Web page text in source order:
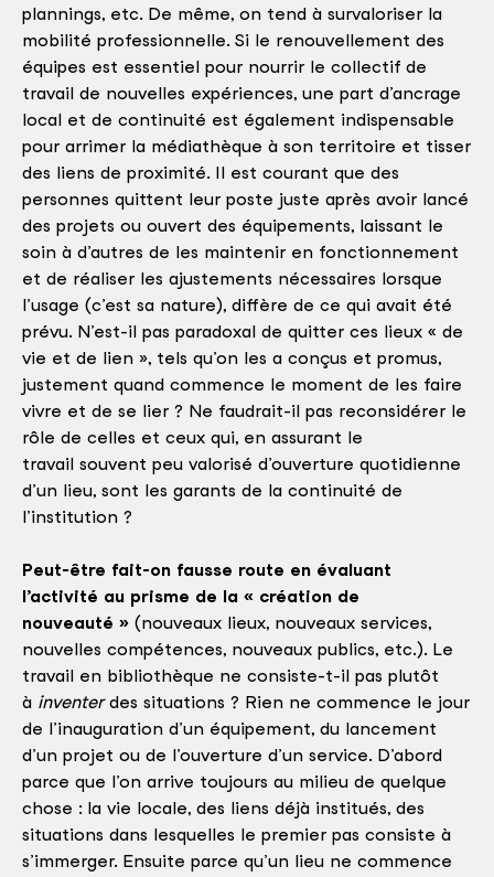
plannings, etc. De même, on tend à survaloriser la
mobilité professionnelle. Si le renouvellement des
équipes est essentiel pour nourrir le collectif de
travail de nouvelles expériences, une part d’ancrage
local et de continuité est également indispensable
pour arrimer la médiathèque à son territoire et tisser
des liens de proximité. Il est courant que des
personnes quittent leur poste juste après avoir lancé
des projets ou ouvert des équipements, laissant le
soin à d’autres de les maintenir en fonctionnement
et de réaliser les ajustements nécessaires lorsque
l’usage (c’est sa nature), diffère de ce qui avait été
prévu. N’est-il pas paradoxal de quitter ces lieux « de
vie et de lien », tels qu’on les a conçus et promus,
justement quand commence le moment de les faire
vivre et de se lier ? Ne faudrait-il pas reconsidérer le
rôle de celles et ceux qui, en assurant le
travail souvent peu valorisé d’ouverture quotidienne
d’un lieu, sont les garants de la continuité de
l’institution ?
Peut-être fait-on fausse route en évaluant
l’activité au prisme de la « création de
nouveauté » (nouveaux lieux, nouveaux services,
nouvelles compétences, nouveaux publics, etc.). Le
travail en bibliothèque ne consiste-t-il pas plutôt
à inventerdes situations ? Rien ne commence le jour
de l’inauguration d’un équipement, du lancement
d’un projet ou de l’ouverture d’un service. D’abord
parce que l’on arrive toujours au milieu de quelque
chose : la vie locale, des liens déjà institués, des
situations dans lesquelles le premier pas consiste à
s’immerger. Ensuite parce qu’un lieu ne commence